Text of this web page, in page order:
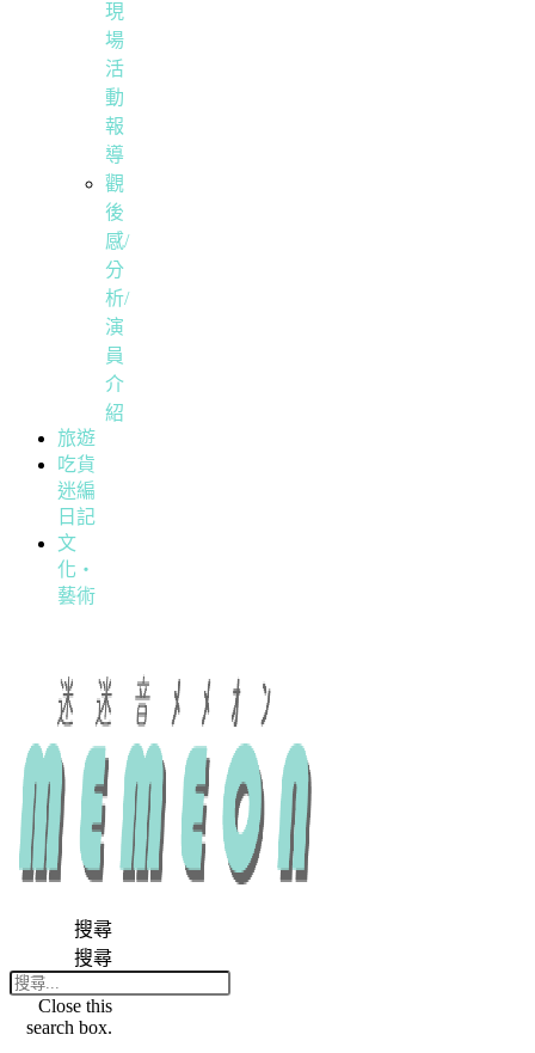
現
場
活
動
報
導
觀
後
感/
分
析/
演
員
介
紹
旅遊
吃貨
迷編
日記
文
化・
藝術
搜尋
搜尋
Close this
search box.